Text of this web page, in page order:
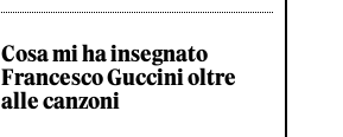
Cosa mi ha insegnato
Francesco Guccini oltre
alle canzoni